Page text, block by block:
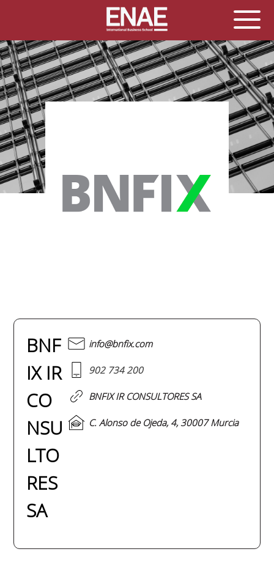
BNF
IX IR
CO
NSU
LTO
RES
SA
info@bnfix.com
902 734 200
BNFIX IR CONSULTORES SA
C. Alonso de Ojeda, 4, 30007 Murcia